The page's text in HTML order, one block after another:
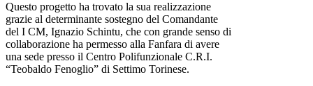
Questo progetto ha trovato la sua realizzazione
grazie al determinante sostegno del Comandante
del I CM, Ignazio Schintu, che con grande senso di
collaborazione ha permesso alla Fanfara di avere
una sede presso il Centro Polifunzionale C.R.I.
“Teobaldo Fenoglio” di Settimo Torinese.